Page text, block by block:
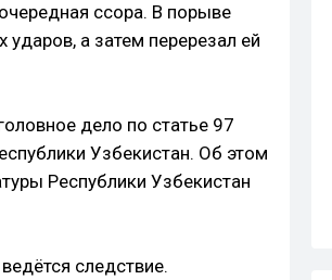
ссора. В порыве
а затем перерезал ей
дело по статье 97
Узбекистан. Об этом
Республики Узбекистан
следствие.